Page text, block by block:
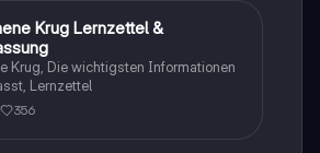
Krug Lernzettel &
Krug, Die wichtigsten Informationen
Lernzettel
356